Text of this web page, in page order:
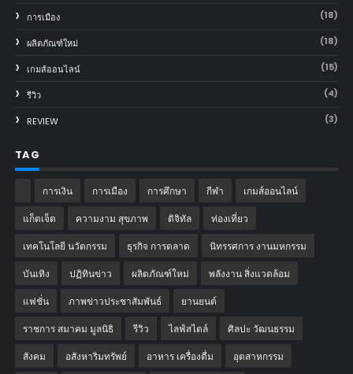
การเมือง (18)
ผลิตภัณฑ์ใหม่ (18)
เกมส์ออนไลน์ (15)
รีวิว (4)
REVIEW (3)
TAG
การเงิน การเมือง การศึกษา กีฬา เกมส์ออนไลน์
แก็ตเจ็ต ความงาม สุขภาพ ดิจิทัล ท่องเที่ยว
เทคโนโลยี นวัตกรรม ธุรกิจ การตลาด นิทรรศการ งานมหกรรม
บันเทิง ปฏิทินข่าว ผลิตภัณฑ์ใหม่ พลังงาน สิ่งแวดล้อม
แฟชั่น ภาพข่าวประชาสัมพันธ์ ‎ยานยนต์‎
ราชการ สมาคม มูลนิธิ รีวิว ไลฟ์สไตล์ ศิลปะ วัฒนธรรม
สังคม อสังหาริมทรัพย์ อาหาร เครื่องดื่ม อุตสาหกรรม